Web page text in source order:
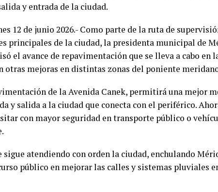
y entrada de la ciudad.
12 de junio 2026.- Como parte de la ruta de
principales de la ciudad, la presidenta municipal de
el avance de repavimentación que se lleva a cabo en
otras mejoras en distintas zonas del poniente
de la Avenida Canek, permitirá una mejor
y salida a la ciudad que conecta con el periférico.
con mayor seguridad en transporte público o
sigue atendiendo con orden la ciudad, enchulando
público en mejorar las calles y sistemas pluviales